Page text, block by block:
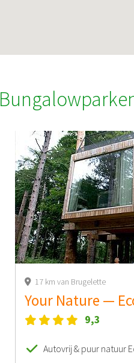
17 km van Brugelette
Your Nature —
9,3
Autovrij & puur natuur